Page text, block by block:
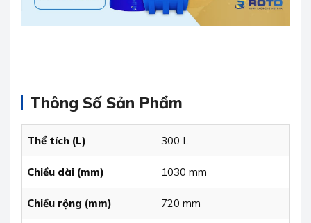
Thông Số Sản Phẩm
Thể tích (L) 300 L
Chiều dài (mm) 1030 mm
Chiều rộng (mm) 720 mm